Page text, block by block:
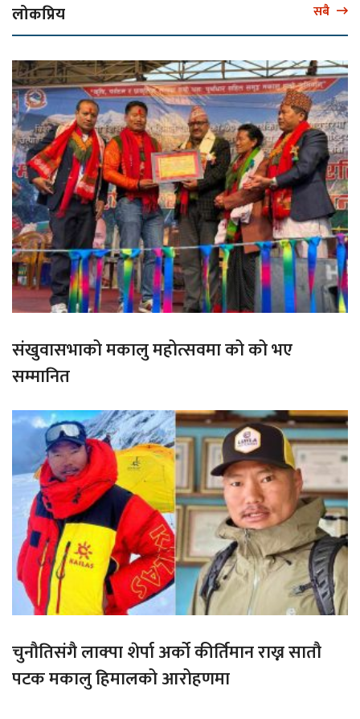
लोकप्रिय सबै
संखुवासभाको मकालु महोत्सवमा को को भए
सम्मानित
चुनौतिसंगै लाक्पा शेर्पा अर्को कीर्तिमान राख्न सातौ
पटक मकालु हिमालको आरोहणमा